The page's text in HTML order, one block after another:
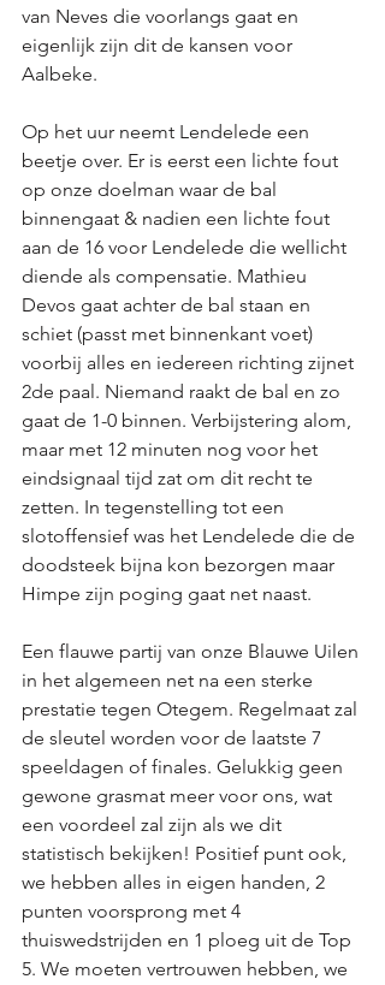
van Neves die voorlangs gaat en
eigenlijk zijn dit de kansen voor
Aalbeke.
Op het uur neemt Lendelede een
beetje over. Er is eerst een lichte fout
op onze doelman waar de bal
binnengaat & nadien een lichte fout
aan de 16 voor Lendelede die wellicht
diende als compensatie. Mathieu
Devos gaat achter de bal staan en
schiet (passt met binnenkant voet)
voorbij alles en iedereen richting zijnet
2de paal. Niemand raakt de bal en zo
gaat de 1-0 binnen. Verbijstering alom,
maar met 12 minuten nog voor het
eindsignaal tijd zat om dit recht te
zetten. In tegenstelling tot een
slotoffensief was het Lendelede die de
doodsteek bijna kon bezorgen maar
Himpe zijn poging gaat net naast.
Een flauwe partij van onze Blauwe Uilen
in het algemeen net na een sterke
prestatie tegen Otegem. Regelmaat zal
de sleutel worden voor de laatste 7
speeldagen of finales. Gelukkig geen
gewone grasmat meer voor ons, wat
een voordeel zal zijn als we dit
statistisch bekijken! Positief punt ook,
we hebben alles in eigen handen, 2
punten voorsprong met 4
thuiswedstrijden en 1 ploeg uit de Top
5. We moeten vertrouwen hebben, we